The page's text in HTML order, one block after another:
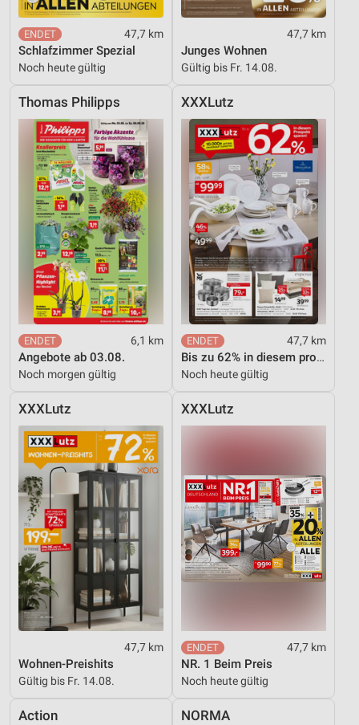
47,7 km
Schlafzimmer Spezial
Noch heute gültig
47,7 km
Junges Wohnen
Gültig bis Fr. 14.08.
Thomas Philipps
6,1 km
Angebote ab 03.08.
Noch morgen gültig
XXXLutz
47,7 km
Bis zu 62% in diesem prospekt
Noch heute gültig
XXXLutz
47,7 km
Wohnen-Preishits
Gültig bis Fr. 14.08.
XXXLutz
47,7 km
NR. 1 Beim Preis
Noch heute gültig
Action NORMA